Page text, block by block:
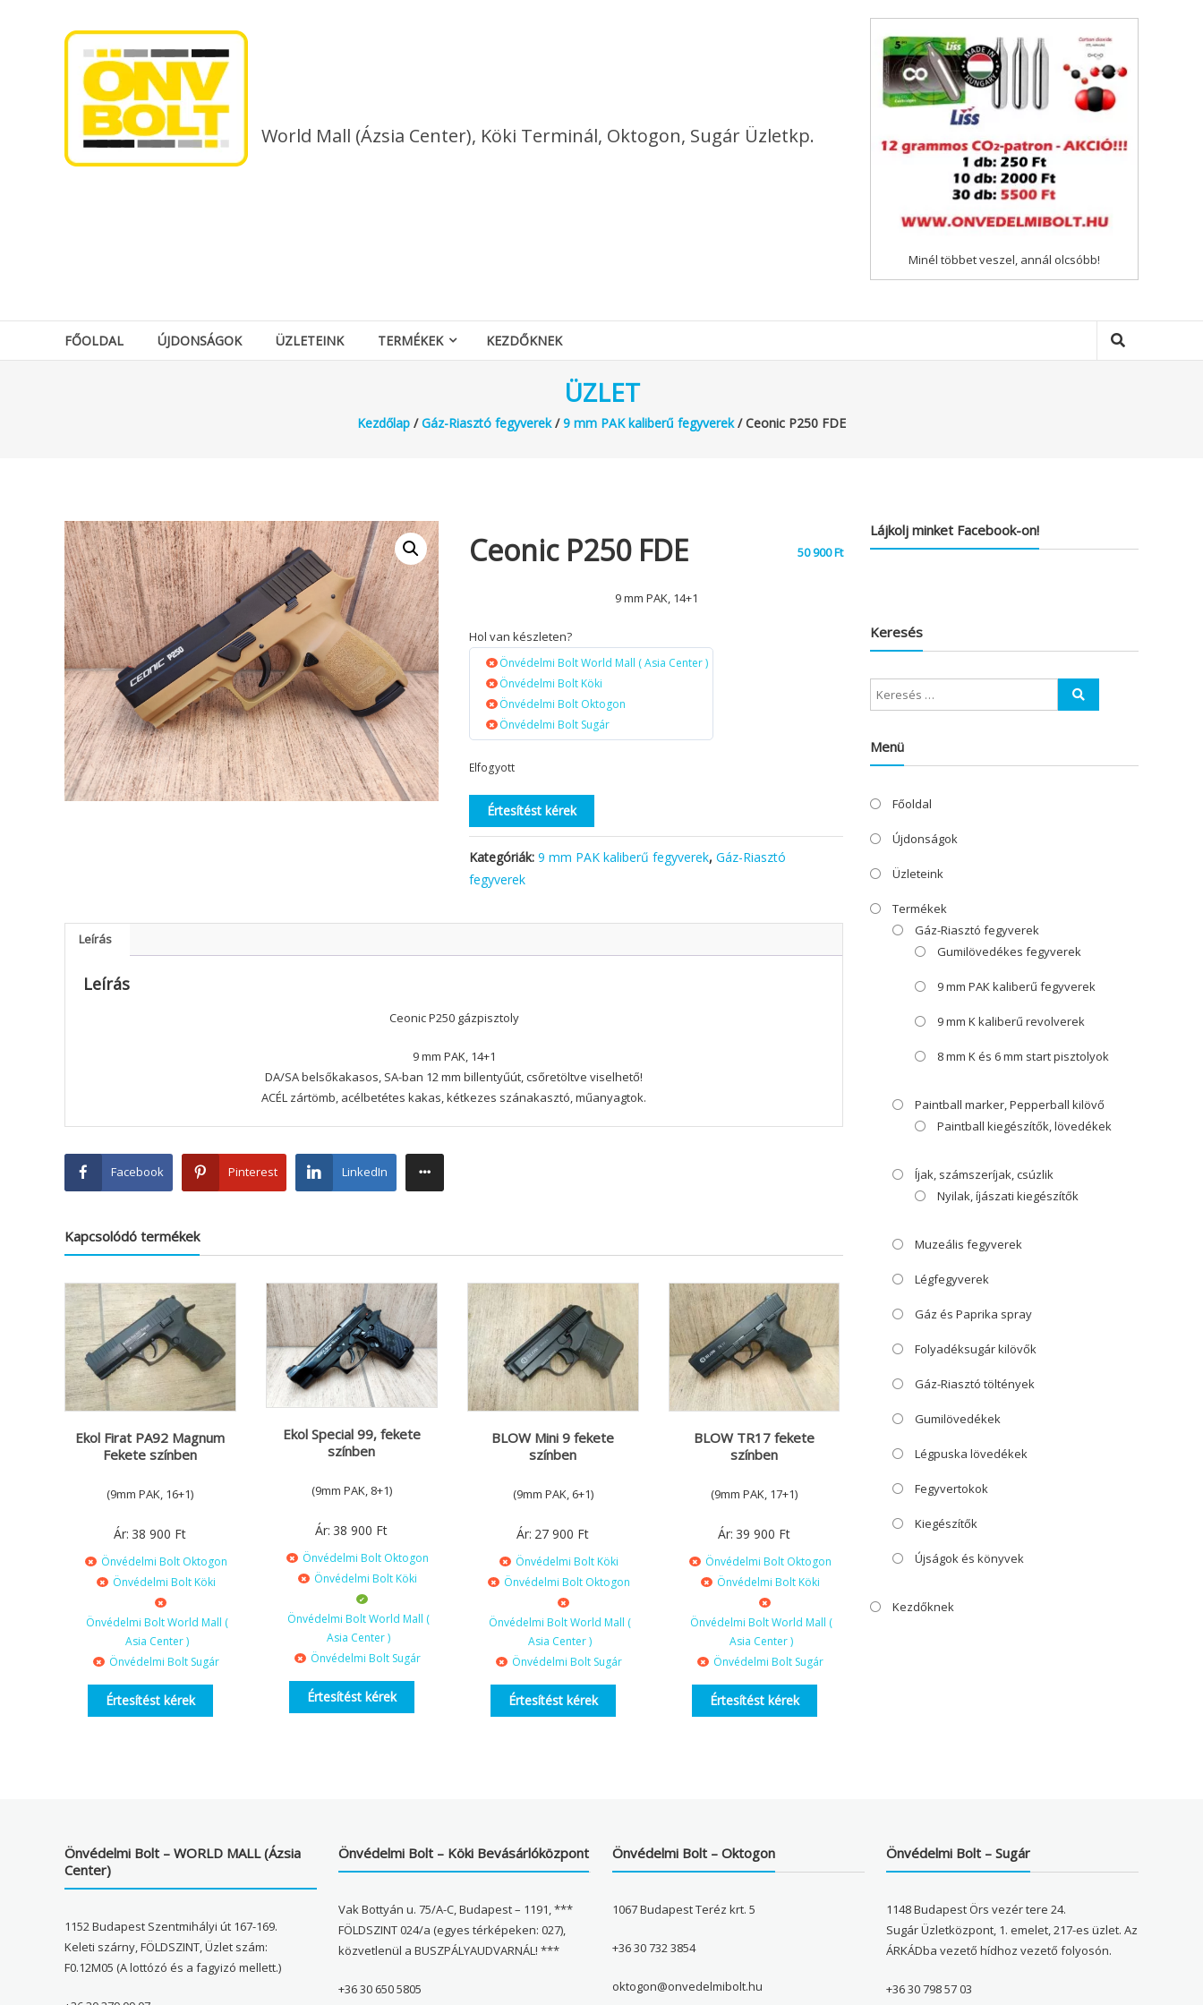
World Mall (Ázsia Center), Köki Terminál, Oktogon, Sugár Üzletkp.
Minél többet veszel, annál olcsóbb!
FŐOLDAL ÚJDONSÁGOK ÜZLETEINK TERMÉKEK KEZDŐKNEK
ÜZLET
Kezdőlap /Gáz-Riasztó fegyverek/9 mm PAK kaliberű fegyverek/ Ceonic P250 FDE
Ceonic P250 FDE 50 900Ft
9 mm PAK, 14+1
Hol van készleten?
Önvédelmi Bolt World Mall ( Asia Center )
Önvédelmi Bolt Köki
Önvédelmi Bolt Oktogon
Önvédelmi Bolt Sugár
Elfogyott
Értesítést kérek
Kategóriák:9 mm PAK kaliberű fegyverek,Gáz-Riasztó
fegyverek
Leírás
Leírás
Ceonic P250 gázpisztoly
9 mm PAK, 14+1
DA/SA belsőkakasos, SA-ban 12 mm billentyűút, csőretöltve viselhető!
ACÉL zártömb, acélbetétes kakas, kétkezes szánakasztó, műanyagtok.
Facebook Pinterest LinkedIn
Kapcsolódó termékek
Ekol Firat PA92 Magnum
Fekete színben
(9mm PAK, 16+1)
Ár: 38 900 Ft
Önvédelmi Bolt Oktogon
Önvédelmi Bolt Köki
Önvédelmi Bolt World Mall (
Asia Center )
Önvédelmi Bolt Sugár
Értesítést kérek
Ekol Special 99, fekete
színben
(9mm PAK, 8+1)
Ár: 38 900 Ft
Önvédelmi Bolt Oktogon
Önvédelmi Bolt Köki
Önvédelmi Bolt World Mall (
Asia Center )
Önvédelmi Bolt Sugár
Értesítést kérek
BLOW Mini 9 fekete
színben
(9mm PAK, 6+1)
Ár: 27 900 Ft
Önvédelmi Bolt Köki
Önvédelmi Bolt Oktogon
Önvédelmi Bolt World Mall (
Asia Center )
Önvédelmi Bolt Sugár
Értesítést kérek
BLOW TR17 fekete
színben
(9mm PAK, 17+1)
Ár: 39 900 Ft
Önvédelmi Bolt Oktogon
Önvédelmi Bolt Köki
Önvédelmi Bolt World Mall (
Asia Center )
Önvédelmi Bolt Sugár
Értesítést kérek
Lájkolj minket Facebook-on!
Keresés
Menü
Főoldal
Újdonságok
Üzleteink
Termékek
Gáz-Riasztó fegyverek
Gumilövedékes fegyverek
9 mm PAK kaliberű fegyverek
9 mm K kaliberű revolverek
8 mm K és 6 mm start pisztolyok
Paintball marker, Pepperball kilövő
Paintball kiegészítők, lövedékek
Íjak, számszeríjak, csúzlik
Nyilak, íjászati kiegészítők
Muzeális fegyverek
Légfegyverek
Gáz és Paprika spray
Folyadéksugár kilövők
Gáz-Riasztó töltények
Gumilövedékek
Légpuska lövedékek
Fegyvertokok
Kiegészítők
Újságok és könyvek
Kezdőknek
Önvédelmi Bolt – WORLD MALL (Ázsia
Center)
1152 Budapest Szentmihályi út 167-169.
Keleti szárny, FÖLDSZINT, Üzlet szám:
F0.12M05 (A lottózó és a fagyizó mellett.)
Önvédelmi Bolt – Köki Bevásárlóközpont
Vak Bottyán u. 75/A-C, Budapest – 1191, ***
FÖLDSZINT 024/a (egyes térképeken: 027),
közvetlenül a BUSZPÁLYAUDVARNÁL! ***
+36 30 650 5805
Önvédelmi Bolt – Oktogon
1067 Budapest Teréz krt. 5
+36 30 732 3854
oktogon@onvedelmibolt.hu
Önvédelmi Bolt – Sugár
1148 Budapest Örs vezér tere 24.
Sugár Üzletközpont, 1. emelet, 217-es üzlet. Az
ÁRKÁDba vezető hídhoz vezető folyosón.
+36 30 798 57 03